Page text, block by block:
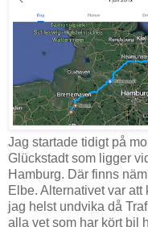
Jag startade tidigt på
Glückstadt som ligger
Hamburg. Där finns
Elbe. Alternativet var
jag helst undvika då
alla vet som har kört bil